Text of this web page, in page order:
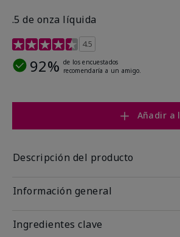
.5 de onza líquida
Calificación de clientes de 3,2 de 5
4.5
92% de los encuestados
recomendaría a un amigo.
Añadir a
Descripción del producto
Información general
Ingredientes clave